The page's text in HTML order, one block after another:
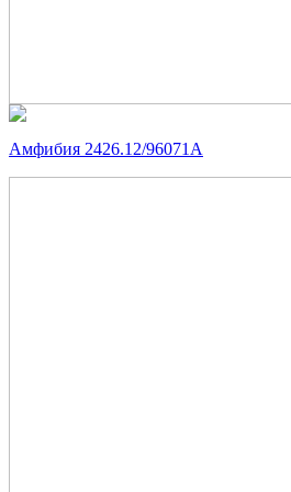
Амфибия 2426.12/96071А